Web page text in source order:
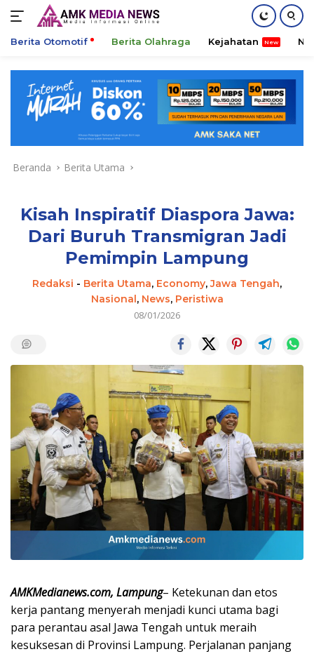
konten
Berita Otomotif Berita Olahraga Kejahatan
Beranda Berita Utama
Kisah Inspiratif Diaspora Jawa:
Dari Buruh Transmigran Jadi
Pemimpin Lampung
Redaksi - Berita Utama, Economy,Jawa Tengah,
Nasional, News, Peristiwa
08/01/2026
AMKMedianews.com, Lampung– Ketekunan dan etos
kerja pantang menyerah menjadi kunci utama bagi
para perantau asal Jawa Tengah untuk meraih
kesuksesan di Provinsi Lampung. Perjalanan panjang